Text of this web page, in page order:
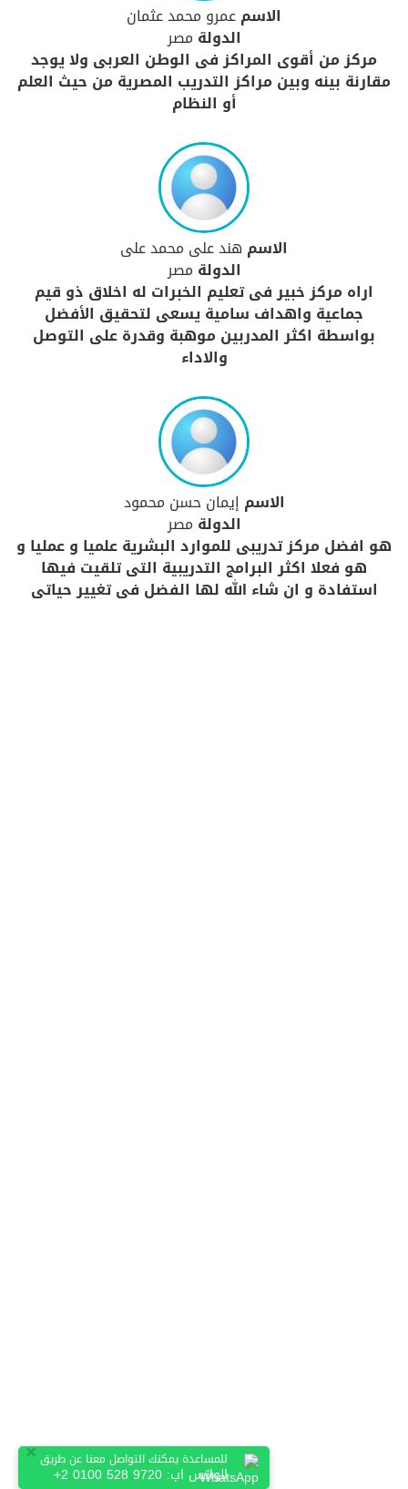
الاسمعمرو محمد عثمان
الدولة مصر
مركز من أقوى المراكز فى الوطن العربى ولا يوجد
مقارنة بينه وبين مراكز التدريب المصرية من حيث العلم
أو النظام
الاسم هند على محمد على
الدولة مصر
اراه مركز خبير فى تعليم الخبرات له اخلاق ذو قيم
جماعية واهداف سامية يسعى لتحقيق الأفضل
بواسطة اكثر المدربين موهبة وقدرة على التوصل
والاداء
الاسم إيمان حسن محمود
الدولة مصر
هو افضل مركز تدريبى للموارد البشرية علميا و عمليا و
هو فعلا اكثر البرامج التدريبية التى تلقيت فيها
استفادة و ان شاء الله لها الفضل فى تغيير حياتى
×للمساعدة يمكنك التواصل معنا عن طريق
الواتس اب: +2 0100 528 9720